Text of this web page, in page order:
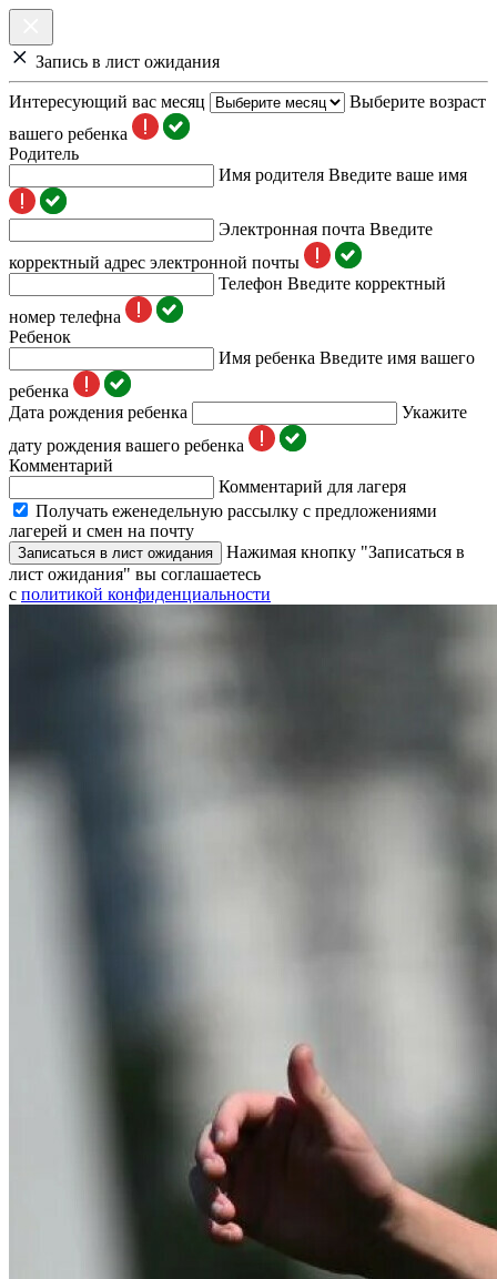
Запись в лист ожидания
Интересующий вас месяц
Выберите возраст
вашего ребенка
Родитель
Имя родителя Введите ваше имя
Электронная почта Введите
корректный адрес электронной почты
Телефон Введите корректный
номер телефна
Ребенок
Имя ребенка Введите имя вашего
ребенка
Дата рождения ребенка
Укажите
дату рождения вашего ребенка
Комментарий
Комментарий для лагеря
Получать еженедельную рассылку с предложениями
лагерей и смен на почту
Записаться в лист ожидания
Нажимая кнопку "Записаться в
лист ожидания" вы соглашаетесь
с политикой конфиденциальности